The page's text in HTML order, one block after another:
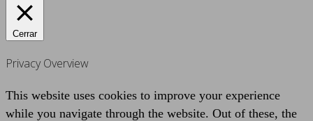
Cerrar
Privacy Overview
This website uses cookies to improve your experience
while you navigate through the website. Out of these, the